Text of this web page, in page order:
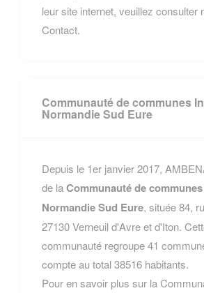
leur site internet, veuillez consulter
Contact.
Communauté de communes
Normandie Sud Eure
Depuis le 1er janvier 2017,
de laCommunauté de
Normandie Sud Eure, située 84,
27130 Verneuil d'Avre et d'Iton.
communauté regroupe 41
compte au total 38516 habitants.
Pour en savoir plus sur la